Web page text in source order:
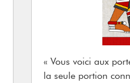
« Vous voici aux
la seule portion